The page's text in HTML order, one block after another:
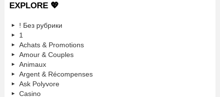
EXPLORE 💖
! Без рубрики
1
Achats & Promotions
Amour & Couples
Animaux
Argent & Récompenses
Ask Polyvore
Casino